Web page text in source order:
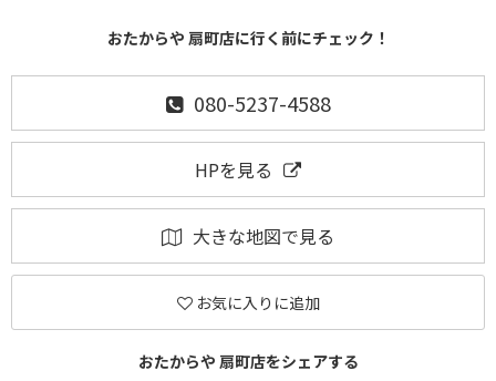
おたからや 扇町店に行く前にチェック！
080-5237-4588
HPを見る
大きな地図で見る
お気に入りに追加
おたからや 扇町店をシェアする